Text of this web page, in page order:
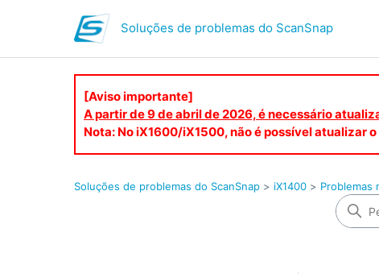
Soluções de problemas do ScanSnap
[Aviso importante]
A partir de 9 de abril de 2026, é necessário
Nota: No iX1600/iX1500, não é possível atualizar
Soluções de problemas do ScanSnap iX1400 Problemas